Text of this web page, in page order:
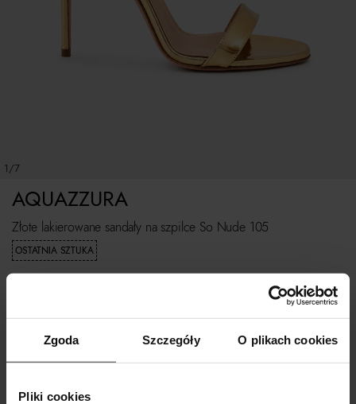
Zgoda Szczegóły O plikach cookies
Pliki cookies
1/7
Złote lakierowane sandały na szpilce So Nude 105
OSTATNIA SZTUKA
AQUAZZURA
Tabela rozmiarów